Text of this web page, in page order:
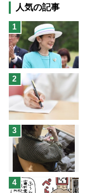
猫が母になつきません
息子の遠距離介護サ
兄がボケました
予防法
人気の記事
1
2
3
4